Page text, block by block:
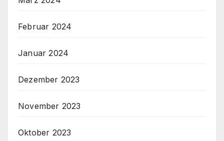
Februar 2024
Januar 2024
Dezember 2023
November 2023
Oktober 2023